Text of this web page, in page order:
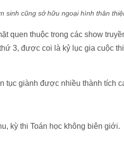
sinh cũng sở hữu ngoại hình thân
quen thuộc trong các show
3, được coi là kỷ lục gia cuộc
tục giành được nhiều thành tích
kỳ thi Toán học không biên giới.